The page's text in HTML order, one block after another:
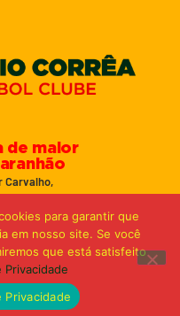
de maior
Carvalho,
Futebol Clube
Promo e Digital
para garantir que
em nosso site. Se você
que está satisfeito
Privacidade
Privacidade